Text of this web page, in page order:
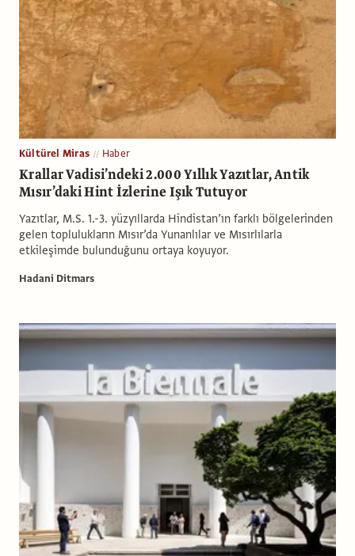
Kültürel Miras Haber
Krallar Vadisi’ndeki 2.000 Yıllık Yazıtlar, Antik
Mısır’daki Hint İzlerine Işık Tutuyor
Yazıtlar, M.S. 1.-3. yüzyıllarda Hindistan’ın farklı bölgelerinden
gelen toplulukların Mısır’da Yunanlılar ve Mısırlılarla
etkileşimde bulunduğunu ortaya koyuyor.
Hadani Ditmars